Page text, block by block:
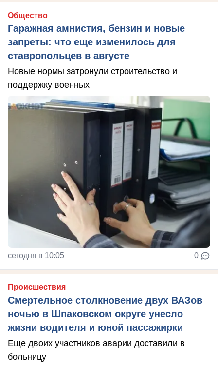
Общество
Гаражная амнистия, бензин и новые
запреты: что еще изменилось для
ставропольцев в августе
Новые нормы затронули строительство и
поддержку военных
сегодня в 10:05 0
Происшествия
Смертельное столкновение двух ВАЗов
ночью в Шпаковском округе унесло
жизни водителя и юной пассажирки
Еще двоих участников аварии доставили в
больницу